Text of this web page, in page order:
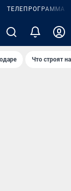
ТЕЛЕПРОГРАММА
Что строят